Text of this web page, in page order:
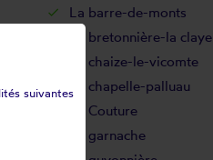
La barre-de-monts
La bretonnière-la claye
La chaize-le-vicomte
La chapelle-palluau
La Couture
La garnache
suivantes